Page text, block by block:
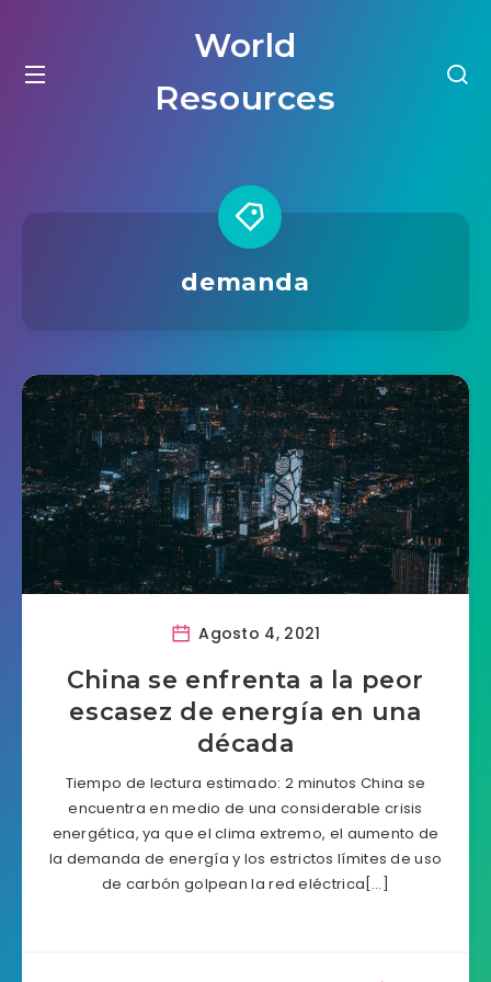
World
Resources
demanda
Agosto 4, 2021
China se enfrenta a la peor
escasez de energía en una
década
Tiempo de lectura estimado: 2 minutos China se
encuentra en medio de una considerable crisis
energética, ya que el clima extremo, el aumento de
la demanda de energía y los estrictos límites de uso
de carbón golpean la red eléctrica[…]